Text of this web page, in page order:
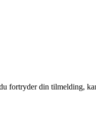
fortryder din tilmelding,